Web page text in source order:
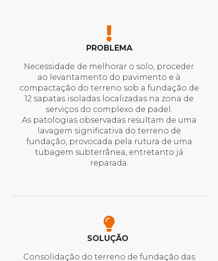
PROBLEMA
Necessidade de melhorar o solo, proceder
ao levantamento do pavimento e à
compactação do terreno sob a fundação de
12 sapatas isoladas localizadas na zona de
serviços do complexo de padel.
As patologias observadas resultam de uma
lavagem significativa do terreno de
fundação, provocada pela rutura de uma
tubagem subterrânea, entretanto já
reparada.
SOLUÇÃO
Consolidação do terreno de fundação das